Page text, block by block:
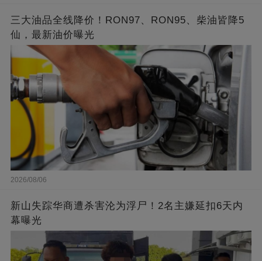
三大油品全线降价！RON97、RON95、柴油皆降5
仙，最新油价曝光
2026/08/06
新山失踪华商遭杀害沦为浮尸！2名主嫌延扣6天内
幕曝光